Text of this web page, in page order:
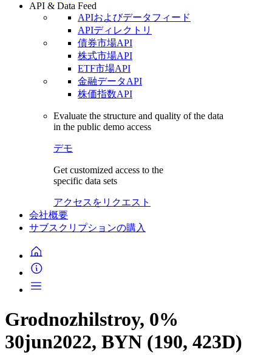
API & Data Feed
APIおよびデータフィード
APIディレクトリ
債券市場API
株式市場API
ETF市場API
金融データAPI
株価指数API
Evaluate the structure and quality of the data
in the public demo access
デモ
Get customized access to the
specific data sets
アクセスをリクエスト
会社概要
サブスクリプションの購入
Grodnozhilstroy, 0%
30jun2022, BYN (190, 423D)